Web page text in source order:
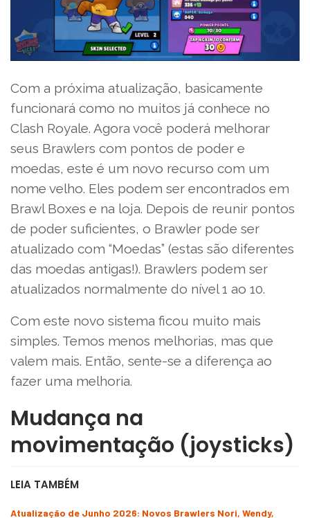
Com a próxima atualização, basicamente
funcionará como no muitos já conhece no
Clash Royale. Agora você poderá melhorar
seus Brawlers com pontos de poder e
moedas, este é um novo recurso com um
nome velho. Eles podem ser encontrados em
Brawl Boxes e na loja. Depois de reunir pontos
de poder suficientes, o Brawler pode ser
atualizado com “Moedas” (estas são diferentes
das moedas antigas!). Brawlers podem ser
atualizados normalmente do nível 1 ao 10.
Com este novo sistema ficou muito mais
simples. Temos menos melhorias, mas que
valem mais. Então, sente-se a diferença ao
fazer uma melhoria.
Mudança na
movimentação (joysticks)
LEIA TAMBÉM
Atualização de Junho 2026: Novos Brawlers Nori, Wendy,